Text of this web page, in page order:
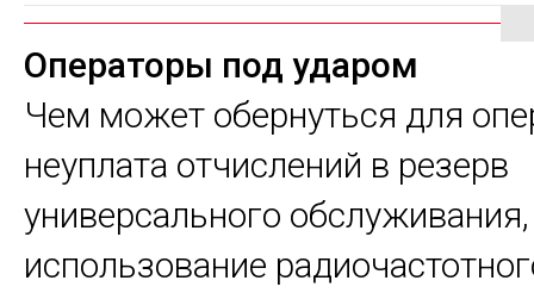
Операторы под ударом
Чем может обернуться для
неуплата отчислений в резерв
универсального
использование